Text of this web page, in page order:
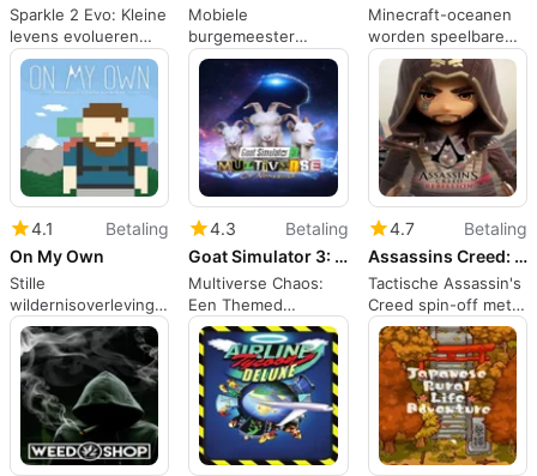
Sparkle 2 Evo: Kleine
levens evolueren
door neon
aquatische scènes
Mobiele
burgemeester
simulator met sociale
handel en
competitieve
cluboorlogvoering
Minecraft-oceanen
worden speelbare
ecosystemen op
iPhone
4.1
Betaling
On My Own
Stille
wildernisoverleving
die de nadruk legt
op opzettelijk,
solitair spel
4.3
Betaling
Goat Simulator 3: Multiverse of Nonsense
Multiverse Chaos:
Een Themed
Uitbreiding voor
Goat Sandbox Spel
4.7
Betaling
Assassins Creed: Rebellion
Tactische Assassin's
Creed spin-off met
basisbouw en squad
tactieken